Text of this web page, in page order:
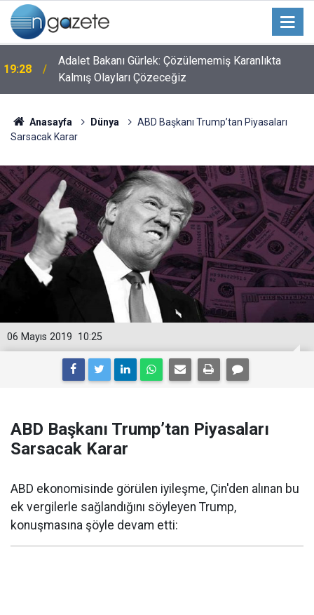
19:28
Adalet Bakanı Gürlek: Çözülememiş Karanlıkta
Kalmış Olayları Çözeceğiz
Anasayfa Dünya
ABD Başkanı Trump’tan Piyasaları
Sarsacak Karar
10:25
06 Mayıs 2019
ABD Başkanı Trump’tan Piyasaları
Sarsacak Karar
ABD ekonomisinde görülen iyileşme, Çin'den alınan bu
ek vergilerle sağlandığını söyleyen Trump,
konuşmasına şöyle devam etti: